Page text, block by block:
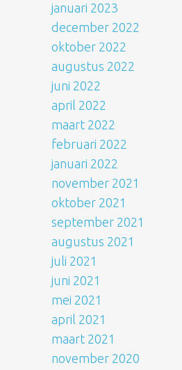
januari 2023
december 2022
oktober 2022
augustus 2022
juni 2022
april 2022
maart 2022
februari 2022
januari 2022
november 2021
oktober 2021
september 2021
augustus 2021
juli 2021
juni 2021
mei 2021
april 2021
maart 2021
november 2020